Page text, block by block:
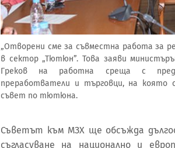
„Отворени сме за съвместна работа за
в сектор „Тютюн”. Това заяви
Греков на работна среща с
преработватели и търговци, на която
съвет по тютюна.
Съветът към МЗХ ще обсъжда
съгласуване на национално и